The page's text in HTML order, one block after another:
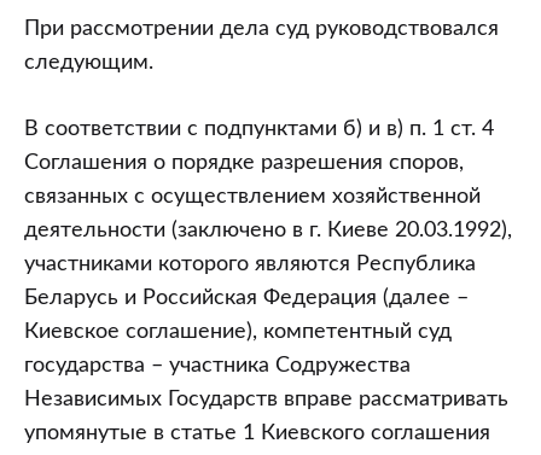
При рассмотрении дела суд руководствовался
следующим.
В соответствии с подпунктами б) и в) п. 1 ст. 4
Соглашения о порядке разрешения споров,
связанных с осуществлением хозяйственной
деятельности (заключено в г. Киеве 20.03.1992),
участниками которого являются Республика
Беларусь и Российская Федерация (далее –
Киевское соглашение), компетентный суд
государства – участника Содружества
Независимых Государств вправе рассматривать
упомянутые в статье 1 Киевского соглашения